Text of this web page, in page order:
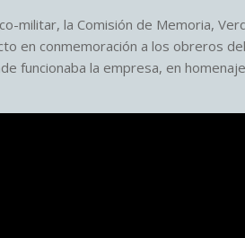
militar, la Comisión de Memoria,
en conmemoración a los obreros
funcionaba la empresa, en